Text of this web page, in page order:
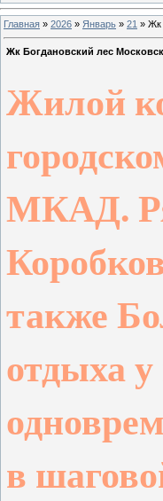
Главная » 2026 » Январь » 21 » Жк
Жк Богдановский лес
Жилой
МКАД.
также
отдыха
в